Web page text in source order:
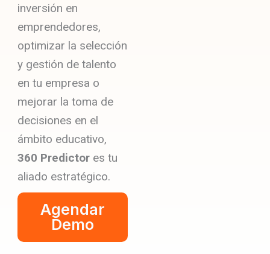
inversión en
emprendedores,
optimizar la selección
y gestión de talento
en tu empresa o
mejorar la toma de
decisiones en el
ámbito educativo,
360 Predictor es tu
aliado estratégico.
Agendar
Demo